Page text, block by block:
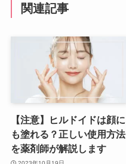
関連記事
【注意】ヒルドイドは顔に
も塗れる？正しい使用方法
を薬剤師が解説します